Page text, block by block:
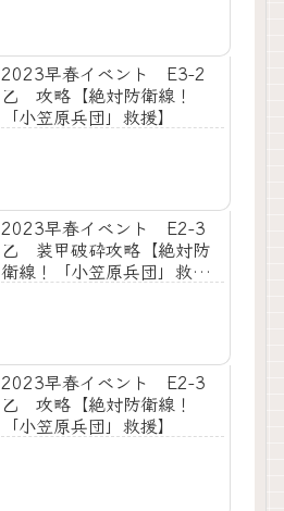
2023早春イベント E3-2
乙 攻略【絶対防衛線！
「小笠原兵団」救援】
2023早春イベント E2-3
乙 装甲破砕攻略【絶対防
衛線！「小笠原兵団」救
2023早春イベント E2-3
乙 攻略【絶対防衛線！
「小笠原兵団」救援】